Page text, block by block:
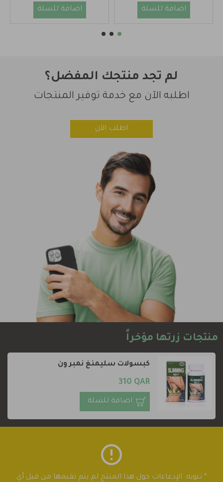
اضافة للسلة اضافة للسلة
لم تجد منتجك المفضل؟
اطلبه الآن مع خدمة توفير المنتجات
اطلب الآن
منتجات زرتها مؤخراً
كبسولات سليمنغ نمبر ون
310 QAR
اضافة للسلة
* تنويه: الإدعاءات حول هذا المنتج لم يتم تقيمها من قبل أي